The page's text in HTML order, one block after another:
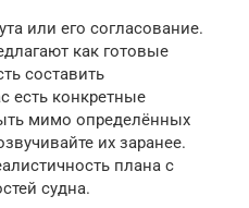
или его согласование.
как готовые
составить
есть конкретные
мимо определённых
их заранее.
плана с
судна.